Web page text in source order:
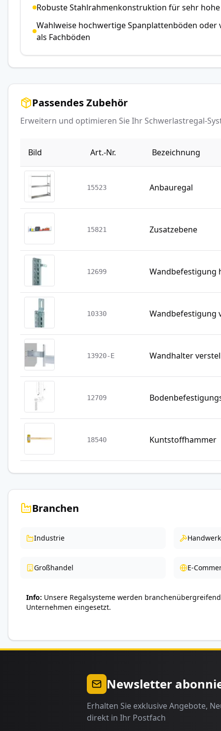
Robuste Stahlrahmenkonstruktion für sehr hohe
Wahlweise hochwertige Spanplattenböden oder
als Fachböden
Passendes Zubehör
Erweitern und optimieren Sie Ihr Schwerlastregal-
Bild Art.-Nr. Bezeichnung
15523 Anbauregal
15821 Zusatzebene
12699 Wandbefestigung
10330 Wandbefestigung
13920-E Wandhalter
12709
18540 Kuntstoffhammer
Branchen
Industrie Handwerk
Großhandel E-
Info Unsere Regalsysteme werden
Unternehmen eingesetzt.
Newsletter
Erhalten Sie exklusive Angebote,
direkt in Ihr Postfach